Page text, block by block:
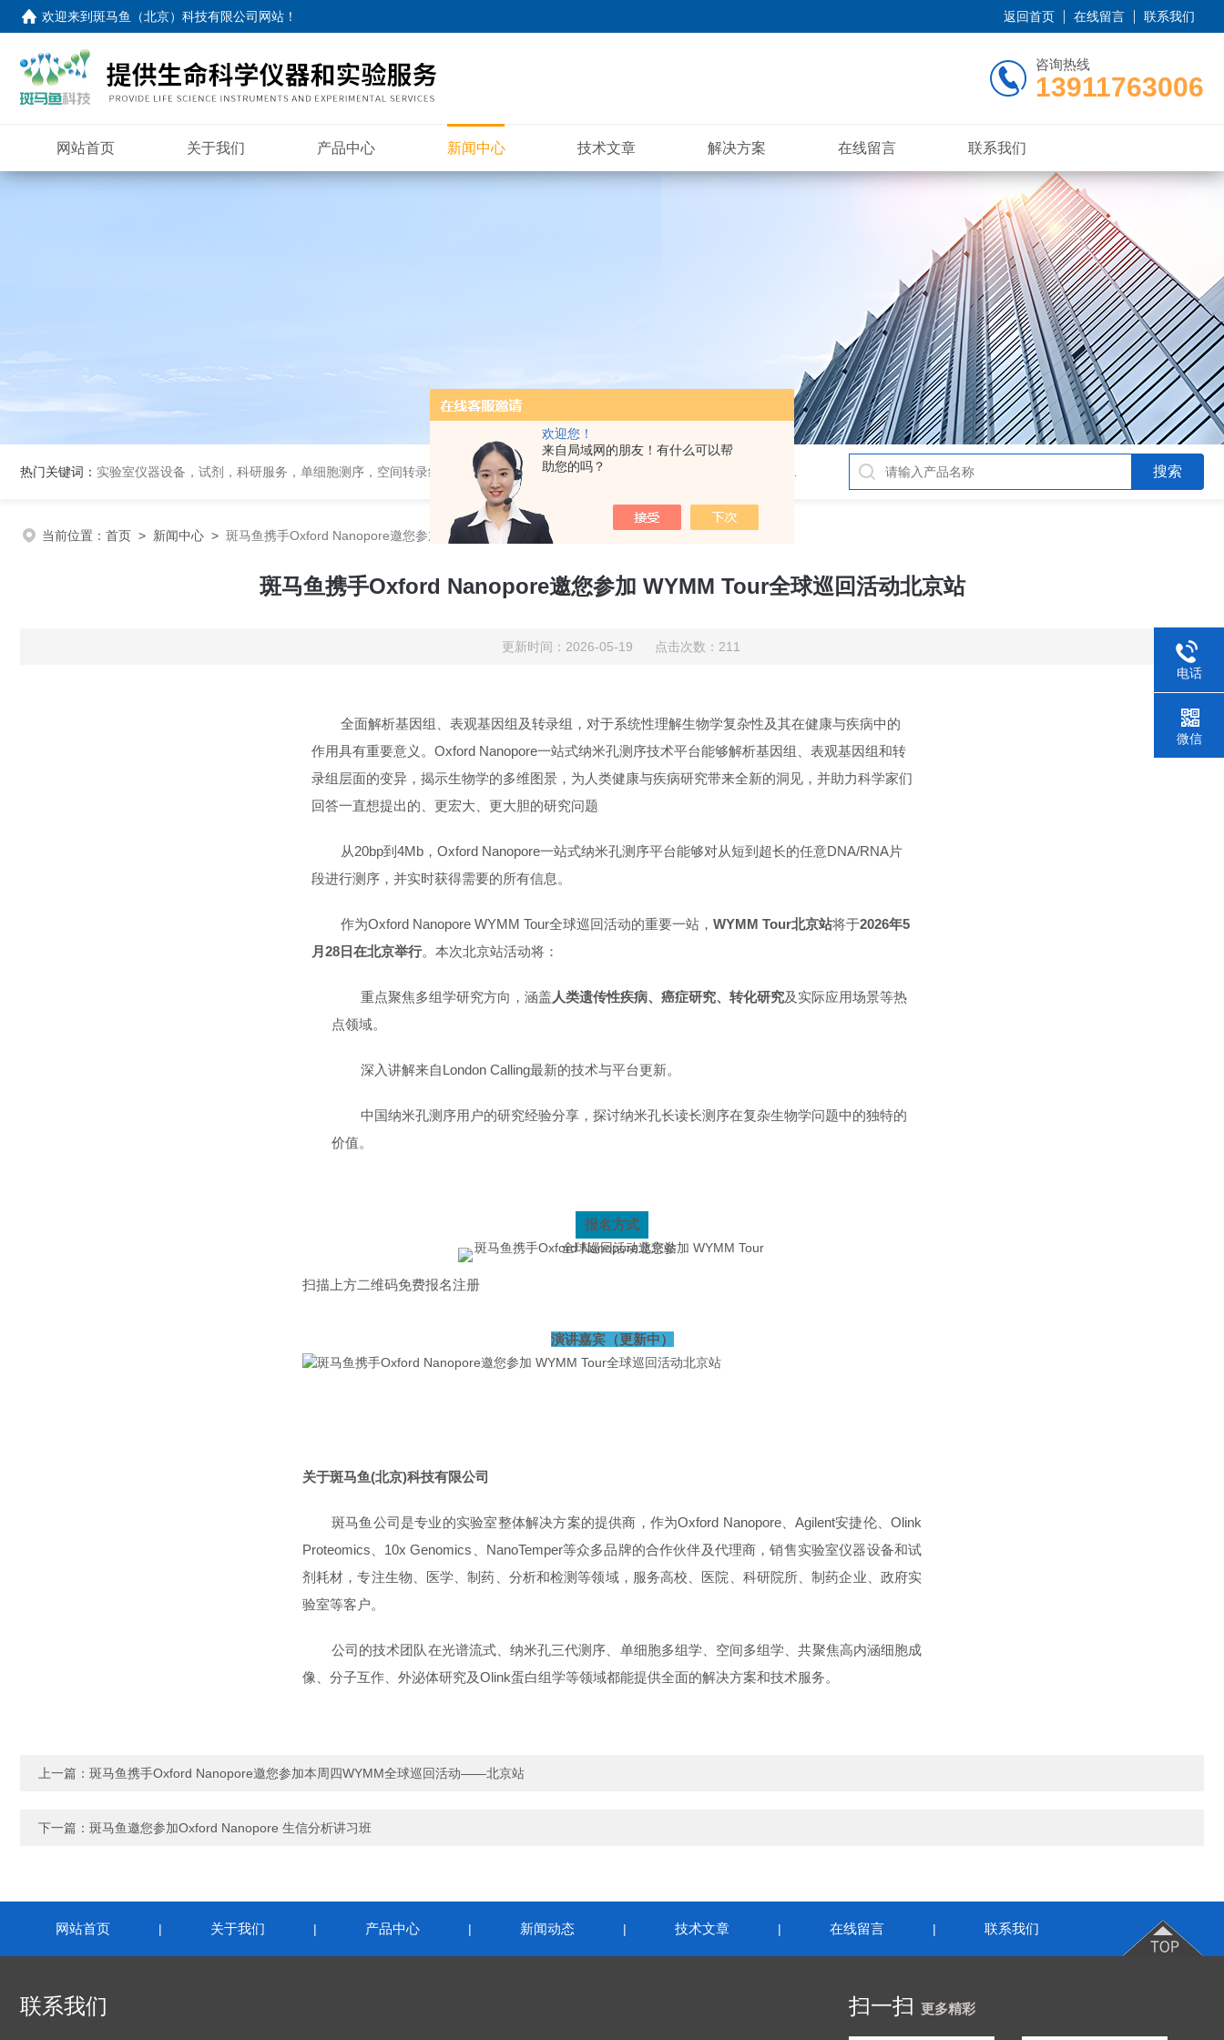
欢迎您！
来自局域网的朋友！有什么可以帮
助您的吗？
欢迎来到斑马鱼（北京）科技有限公司网站 ！ 返回首页 在线留言 联系我们
咨询热线
13911763006
网站首页 关于我们 产品中心 新闻中心 技术文章 解决方案 在线留言 联系我们
热门关键词： 实验室仪器设备，试剂，科研服务，单细胞测序，空间转录组，超灵敏多重细胞因子检测，外泌体，微量热仪，分子互作仪，活细胞成像
当前位置： 首页 > 新闻中心 > 斑马鱼携手Oxford Nanopore邀您参加 WYMM Tour全球巡回活动北京站
斑马鱼携手Oxford Nanopore邀您参加 WYMM Tour全球巡回活动北京站
更新时间：2026-05-19 点击次数：211
全面解析基因组、表观基因组及转录组，对于系统性理解生物学复杂性及其在健康与疾病中的
作用具有重要意义。Oxford Nanopore一站式纳米孔测序技术平台能够解析基因组、表观基因组和转
录组层面的变异，揭示生物学的多维图景，为人类健康与疾病研究带来全新的洞见，并助力科学家们
回答一直想提出的、更宏大、更大胆的研究问题
从20bp到4Mb，Oxford Nanopore一站式纳米孔测序平台能够对从短到超长的任意DNA/RNA片
段进行测序，并实时获得需要的所有信息。
作为Oxford Nanopore WYMM Tour全球巡回活动的重要一站， WYMM Tour北京站将于2026年5
月28日在北京举行。本次北京站活动将：
重点聚焦多组学研究方向 ，涵盖 人类遗传性疾病、癌症研究、转化研究及实际应用场景等热
点领域。
深入讲解来自London Calling最新的技术与平台更新。
中国纳米孔测序用户的研究经验分享，探讨纳米孔长读长测序在复杂生物学问题中的独特的
价值。
报名方式
扫描上方二维码免费报名注册
演讲嘉宾（更新中）
关于斑马鱼(北京)科技有限公司
斑马鱼公司是专业的实验室整体解决方案的提供商，作为Oxford Nanopore、 Agilent安捷伦、Olink
Proteomics、10x Genomics、NanoTemper等众多品牌的合作伙伴及代理商，销售实验室仪器设备和试
剂耗材，专注生物、医学、制药、分析和检测等领域，服务高校、医院、科研院所、制药企业、政府实
验室等客户。
公司的技术团队在光谱流式、纳米孔三代测序、单细胞多组学、空间多组学、共聚焦高内涵细胞成
像、分子互作、外泌体研究及Olink蛋白组学等领域都能提供全面的解决方案和技术服务。
上一篇： 斑马鱼携手Oxford Nanopore邀您参加本周四WYMM全球巡回活动——北京站
下一篇： 斑马鱼邀您参加Oxford Nanopore 生信分析讲习班
网站首页 | 关于我们 | 产品中心 | 新闻动态 | 技术文章 | 在线留言 | 联系我们
联系我们 扫一扫 更多精彩
电话
微信